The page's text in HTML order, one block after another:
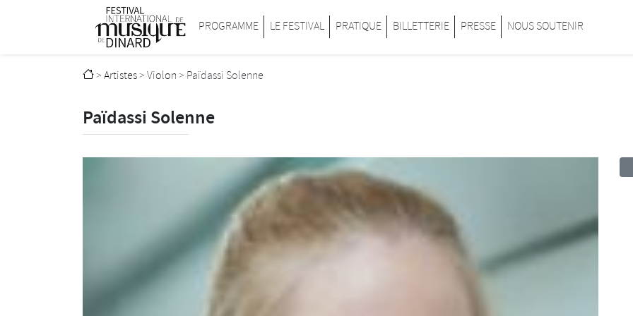
Passer au contenu principal
Festival international de musique de Dinard
PROGRAMME LE FESTIVAL PRATIQUE BILLETTERIE PRESSE NOUS SOUTENIR
>Artistes>Violon> Païdassi Solenne
Païdassi Solenne